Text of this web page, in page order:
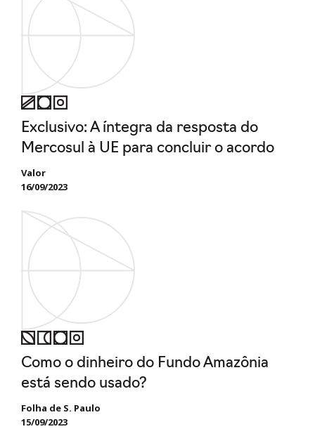
Exclusivo: A íntegra da resposta do
Mercosul à UE para concluir o acordo
Valor
16/09/2023
Como o dinheiro do Fundo Amazônia
está sendo usado?
Folha de S. Paulo
15/09/2023